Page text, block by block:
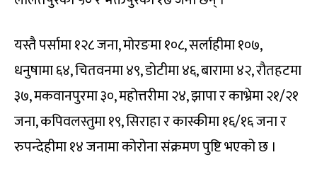
यस्तै पर्सामा १२८ जना, मोरङमा १०८, सर्लाहीमा १०७,
धनुषामा ६४, चितवनमा ४९, डोटीमा ४६, बारामा ४२, रौतहटमा
३७, मकवानपुरमा ३०, महोत्तरीमा २४, झापा र काभ्रेमा २१/२१
जना, कपिवलस्तुमा १९, सिराहा र कास्कीमा १६/१६ जना र
रुपन्देहीमा १४ जनामा कोरोना संक्रमण पुष्टि भएको छ ।